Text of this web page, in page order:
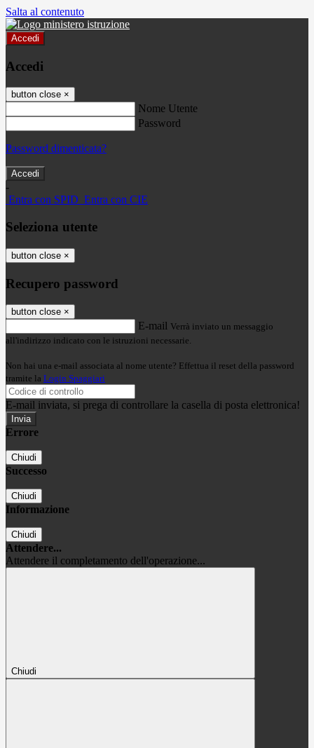
Salta al contenuto
Accedi
Accedi
button close ×
Nome Utente
Password
Password dimenticata?
-
Entra con SPID Entra con CIE
Seleziona utente
button close ×
Recupero password
button close ×
E-mail Verrà inviato un messaggio
all'indirizzo indicato con le istruzioni necessarie.
Non hai una e-mail associata al nome utente? Effettua il reset della password
tramite la Login Spaggiari
E-mail inviata, si prega di controllare la casella di posta elettronica!
Errore
Chiudi
Successo
Chiudi
Informazione
Chiudi
Attendere...
Attendere il completamento dell'operazione...
Chiudi